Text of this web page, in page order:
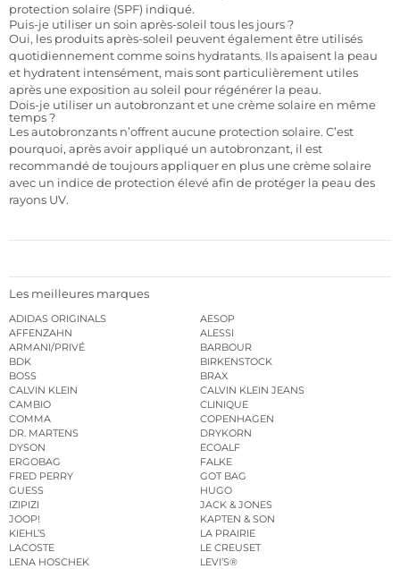
protection solaire (SPF) indiqué.
Puis-je utiliser un soin après-soleil tous les jours ?
Oui, les produits après-soleil peuvent également être utilisés
quotidiennement comme soins hydratants. Ils apaisent la peau
et hydratent intensément, mais sont particulièrement utiles
après une exposition au soleil pour régénérer la peau.
Dois-je utiliser un autobronzant et une crème solaire en même
temps ?
Les autobronzants n’offrent aucune protection solaire. C’est
pourquoi, après avoir appliqué un autobronzant, il est
recommandé de toujours appliquer en plus une crème solaire
avec un indice de protection élevé afin de protéger la peau des
rayons UV.
Les meilleures marques
ADIDAS ORIGINALS
AESOP
AFFENZAHN
ALESSI
ARMANI/PRIVÉ
BARBOUR
BDK
BIRKENSTOCK
BOSS
BRAX
CALVIN KLEIN
CALVIN KLEIN JEANS
CAMBIO
CLINIQUE
COMMA
COPENHAGEN
DR. MARTENS
DRYKORN
DYSON
ECOALF
ERGOBAG
FALKE
FRED PERRY
GOT BAG
GUESS
HUGO
IZIPIZI
JACK & JONES
JOOP!
KAPTEN & SON
KIEHL’S
LA PRAIRIE
LACOSTE
LE CREUSET
LENA HOSCHEK
LEVI’S®